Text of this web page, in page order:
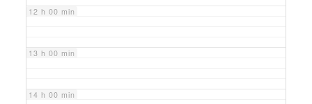
12 h 00 min
13 h 00 min
14 h 00 min